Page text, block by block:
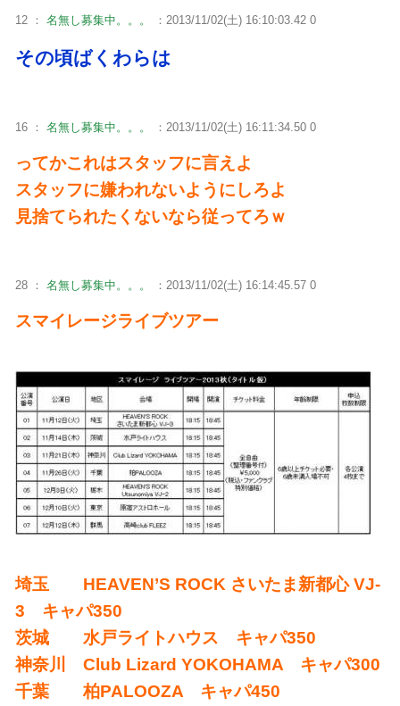
12 ： 名無し募集中。。。 ：2013/11/02(土) 16:10:03.42 0
その頃ばくわらは
16 ： 名無し募集中。。。 ：2013/11/02(土) 16:11:34.50 0
ってかこれはスタッフに言えよ
スタッフに嫌われないようにしろよ
見捨てられたくないなら従ってろｗ
28 ： 名無し募集中。。。 ：2013/11/02(土) 16:14:45.57 0
スマイレージライブツアー
埼玉 HEAVEN’S ROCK さいたま新都心 VJ-
3 キャパ350
茨城 水戸ライトハウス キャパ350
神奈川 Club Lizard YOKOHAMA キャパ300
千葉 柏PALOOZA キャパ450